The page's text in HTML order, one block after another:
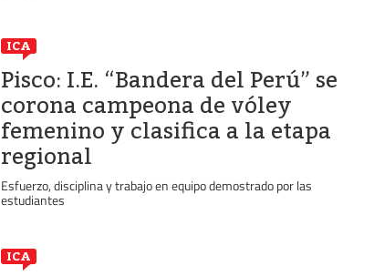
ICA
Pisco: I.E. “Bandera del Perú” se
corona campeona de vóley
femenino y clasifica a la etapa
regional
Esfuerzo, disciplina y trabajo en equipo demostrado por las
estudiantes
ICA